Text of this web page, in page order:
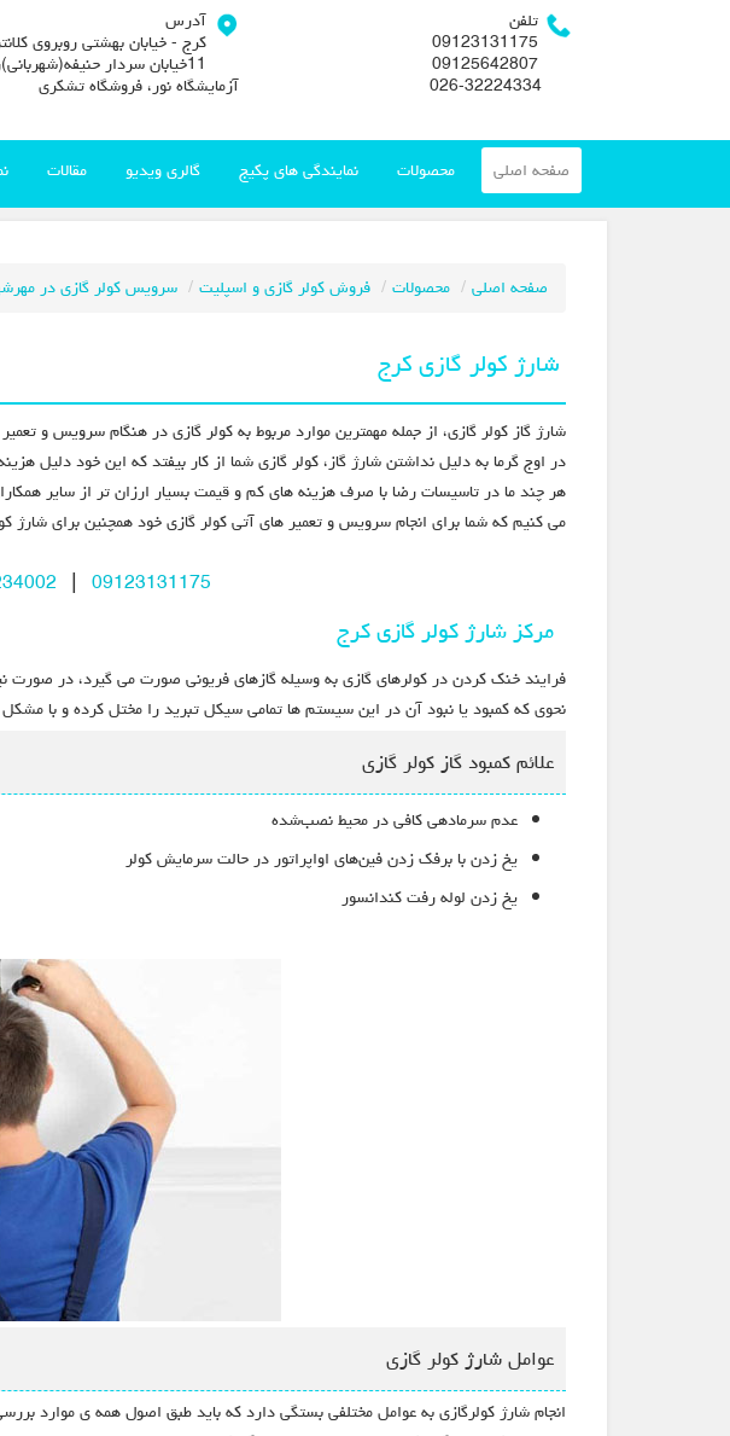
تلفن
09123131175
09125642807
آدرس
کرج - خیابان بهشتی روبروی
11خیابان سردار
آزمایشگاه نور، فروشگاه تشکری
صفحه اصلی محصولات نمایندگی های پکیج گالری ویدیو مقالات
صفحه اصلی محصولات فروش کولر گازی و اسپلیت سرویس کولر گازی در
شارژ کولر گازی کرج
شارژ گاز کولر گازی، از جمله مهمترین موارد مربوط به کولر گازی در هنگام سرویس و
در اوج گرما به دلیل نداشتن شارژ گاز، کولر گازی شما از کار بیفتد که این خود دلیل
هر چند ما در تاسیسات رضا با صرف هزینه های کم و قیمت بسیار ارزان تر از سایر
می کنیم که شما برای انجام سرویس و تعمیر های آتی کولر گازی خود همچنین برای شارژ
09123131175
|
مرکز شارژ کولر گازی کرج
فرایند خنک کردن در کولرهای گازی به وسیله گازهای فریونی صورت می گیرد، در صورت
نحوی که کمبود یا نبود آن در این سیستم ها تمامی سیکل تبرید را مختل کرده و با
علائم کمبود گاز کولر گازی
عدم سرمادهی کافی در محیط نصب‌شده
یخ زدن با برفک زدن فین‌های اواپراتور در حالت سرمایش کولر
یخ زدن لوله رفت کندانسور
عوامل شارژ کولر گازی
انجام شارژ کولرگازی به عوامل مختلفی بستگی دارد که باید طبق اصول همه ی موارد